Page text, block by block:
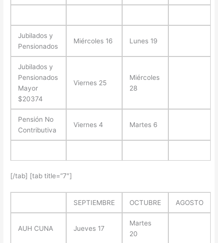
Jubilados y
Pensionados
Miércoles 16 Lunes 19
Jubilados y
Pensionados
Mayor
$20374
Viernes 25
Miércoles
28
Pensión No
Contributiva
Viernes 4 Martes 6
[/tab] [tab title=”7″]
SEPTIEMBRE OCTUBRE AGOSTO
AUH CUNA Jueves 17
Martes
20